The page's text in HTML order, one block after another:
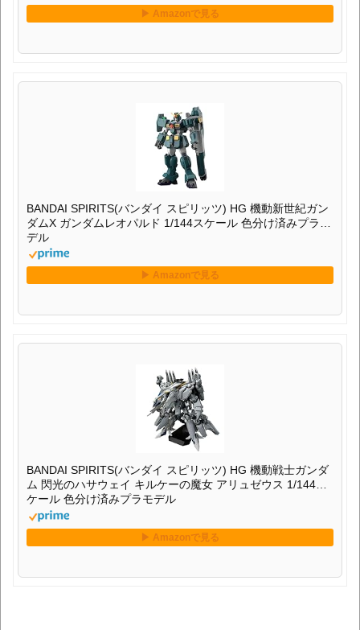
BANDAI SPIRITS(バンダイ スピリッツ) HG 機動新世紀ガン
ダムX ガンダムレオパルド 1/144スケール 色分け済みプラモ
デル
BANDAI SPIRITS(バンダイ スピリッツ) HG 機動戦士ガンダ
ム 閃光のハサウェイ キルケーの魔女 アリュゼウス 1/144ス
ケール 色分け済みプラモデル